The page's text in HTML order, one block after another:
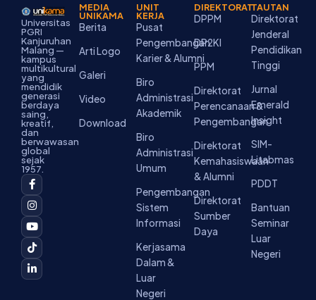
Universitas
PGRI
Kanjuruhan
Malang —
kampus
multikultural
yang
mendidik
generasi
berdaya
saing,
kreatif,
dan
berwawasan
global
sejak
1957.
F
a
c
e
b
o
o
k
-
f
I
n
s
t
a
g
r
a
m
Y
o
u
t
u
b
e
T
i
k
t
o
k
L
i
n
k
e
d
i
n
-
i
n
MEDIA
UNIKAMA
Berita
Arti Logo
Galeri
Video
Download
UNIT
KERJA
Pusat
Pengembangan
Karier & Alumni
Biro
Administrasi
Akademik
Biro
Administrasi
Umum
Pengembangan
Sistem
Informasi
Kerjasama
Dalam &
Luar
Negeri
DIREKTORAT
DPPM
DP2KI
PPM
Direktorat
Perencanaan &
Pengembangan
Direktorat
Kemahasiswaan
& Alumni
Direktorat
Sumber
Daya
TAUTAN
Direktorat
Jenderal
Pendidikan
Tinggi
Jurnal
Emerald
Insight
SIM-
Litabmas
PDDT
Bantuan
Seminar
Luar
Negeri